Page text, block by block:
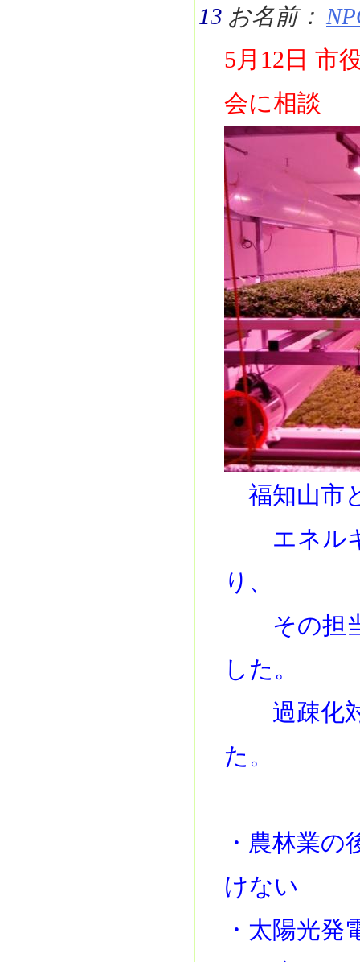
13 お名前：
5月12日 市
会に相談
福知山市
エネルギ
り、
その担当
した。
過疎化対
た。
・農林業
けない
・太陽光